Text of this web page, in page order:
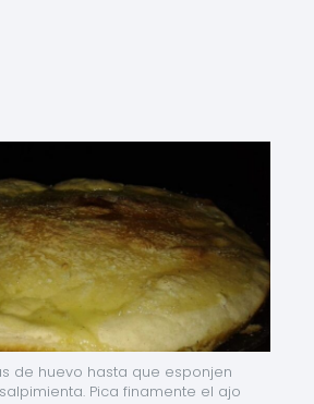
de huevo hasta que esponjen
Pica finamente el ajo